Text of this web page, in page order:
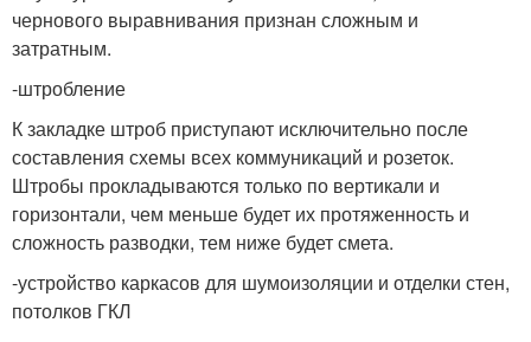
чернового выравнивания признан сложным и
затратным.
-штробление
К закладке штроб приступают исключительно после
составления схемы всех коммуникаций и розеток.
Штробы прокладываются только по вертикали и
горизонтали, чем меньше будет их протяженность и
сложность разводки, тем ниже будет смета.
-устройство каркасов для шумоизоляции и отделки стен,
потолков ГКЛ